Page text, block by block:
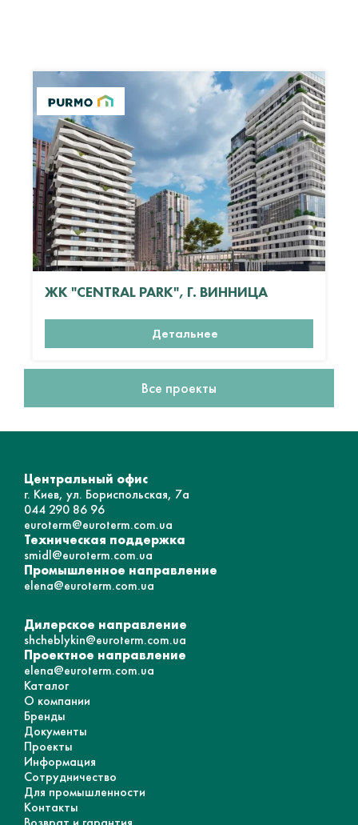
ЖК "CENTRAL PARK", Г. ВИННИЦА
Детальнее
Все проекты
Центральный офис
г. Киев, ул. Бориспольская, 7а
044 290 86 96
euroterm@euroterm.com.ua
Техническая поддержка
smidl@euroterm.com.ua
Промышленное направление
elena@euroterm.com.ua
Дилерское направление
shcheblykin@euroterm.com.ua
Проектное направление
elena@euroterm.com.ua
Каталог
О компании
Бренды
Документы
Проекты
Информация
Сотрудничество
Для промышленности
Контакты